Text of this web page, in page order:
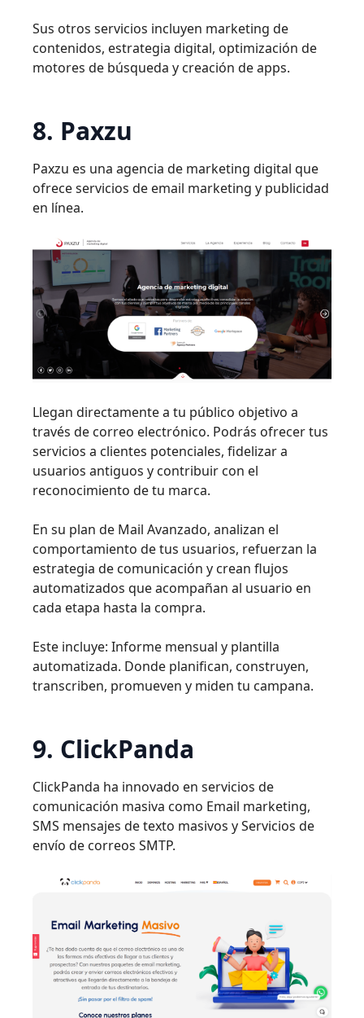
Sus otros servicios incluyen marketing de
contenidos, estrategia digital, optimización de
motores de búsqueda y creación de apps.
8. Paxzu
Paxzu es una agencia de marketing digital que
ofrece servicios de email marketing y publicidad
en línea.
Llegan directamente a tu público objetivo a
través de correo electrónico. Podrás ofrecer tus
servicios a clientes potenciales, fidelizar a
usuarios antiguos y contribuir con el
reconocimiento de tu marca.
En su plan de Mail Avanzado, analizan el
comportamiento de tus usuarios, refuerzan la
estrategia de comunicación y crean flujos
automatizados que acompañan al usuario en
cada etapa hasta la compra.
Este incluye: Informe mensual y plantilla
automatizada. Donde planifican, construyen,
transcriben, promueven y miden tu campana.
9. ClickPanda
ClickPanda ha innovado en servicios de
comunicación masiva como Email marketing,
SMS mensajes de texto masivos y Servicios de
envío de correos SMTP.